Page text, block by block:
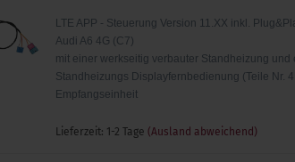
LTE APP - Steuerung Version 11.XX inkl.
Audi A6 4G (C7)
mit einer werkseitig verbauter Standheizung und
Standheizungs Displayfernbedienung (Teile Nr.
Empfangseinheit
Lieferzeit: 1-2 Tage (Ausland abweichend)